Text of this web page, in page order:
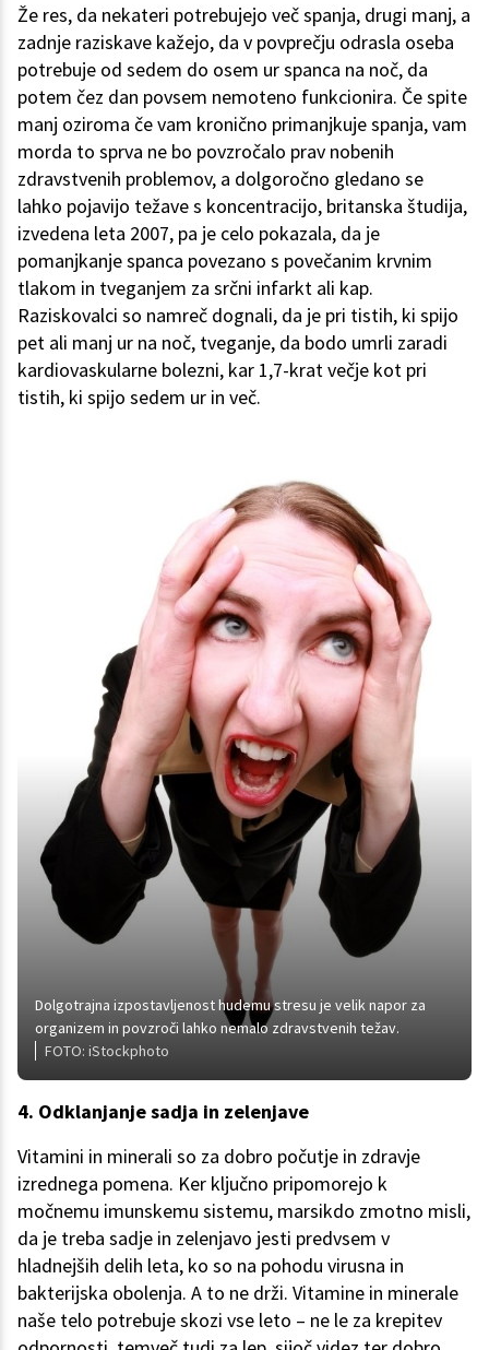
Že res, da nekateri potrebujejo več spanja, drugi manj, a
zadnje raziskave kažejo, da v povprečju odrasla oseba
potrebuje od sedem do osem ur spanca na noč, da
potem čez dan povsem nemoteno funkcionira. Če spite
manj oziroma če vam kronično primanjkuje spanja, vam
morda to sprva ne bo povzročalo prav nobenih
zdravstvenih problemov, a dolgoročno gledano se
lahko pojavijo težave s koncentracijo, britanska študija,
izvedena leta 2007, pa je celo pokazala, da je
pomanjkanje spanca povezano s povečanim krvnim
tlakom in tveganjem za srčni infarkt ali kap.
Raziskovalci so namreč dognali, da je pri tistih, ki spijo
pet ali manj ur na noč, tveganje, da bodo umrli zaradi
kardiovaskularne bolezni, kar 1,7-krat večje kot pri
tistih, ki spijo sedem ur in več.
Dolgotrajna izpostavljenost hudemu stresu je velik napor za
organizem in povzroči lahko nemalo zdravstvenih težav.
FOTO: iStockphoto
4. Odklanjanje sadja in zelenjave
Vitamini in minerali so za dobro počutje in zdravje
izrednega pomena. Ker ključno pripomorejo k
močnemu imunskemu sistemu, marsikdo zmotno misli,
da je treba sadje in zelenjavo jesti predvsem v
hladnejših delih leta, ko so na pohodu virusna in
bakterijska obolenja. A to ne drži. Vitamine in minerale
naše telo potrebuje skozi vse leto – ne le za krepitev